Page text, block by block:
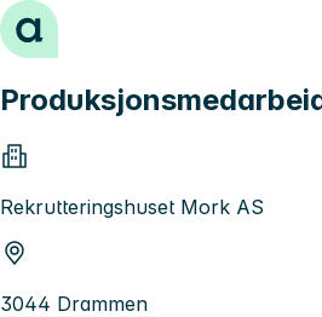
Hopp til innhold
Rekrutteringshuset Mork AS
3044 Drammen